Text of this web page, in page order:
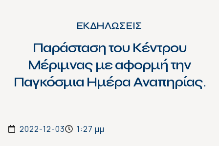
ΕΚΔΗΛΩΣΕΙΣ
Παράσταση του Κέντρου
Μέριμνας με αφορμή την
Παγκόσμια Ημέρα Αναπηρίας.
2022-12-03 1:27 μμ